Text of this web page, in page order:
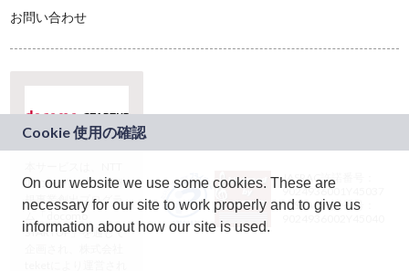
お問い合わせ
ドコモグループの新
規事業創出プログラ
ム「docomo
STARTUP」を通じて
JASRAC許諾番号：
9024936001Y45037
JASRAC許諾番号：
On our website we use some cookies. These are
necessary for our site to work properly and to give us
information about how our site is used.